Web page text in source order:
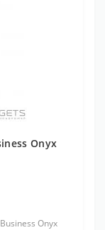
Onyx
Onyx